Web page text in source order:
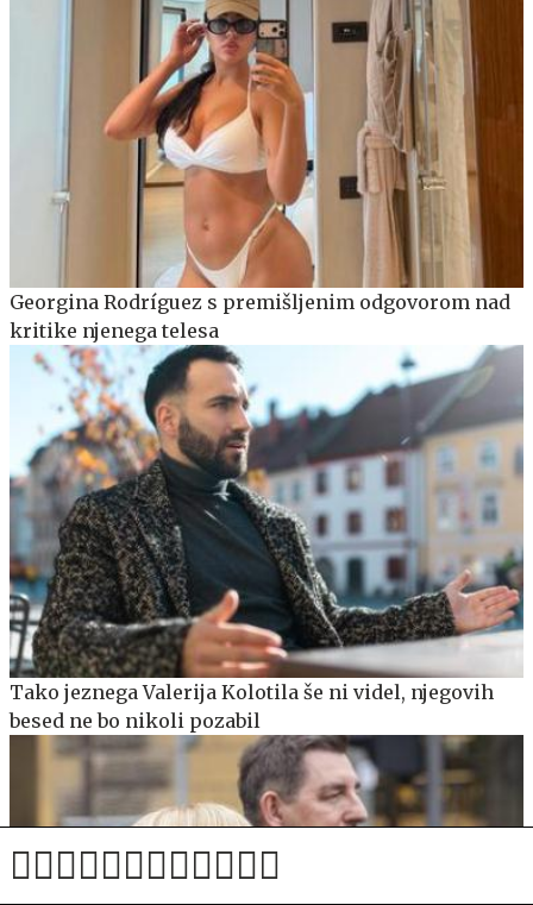
Georgina Rodríguez s premišljenim odgovorom nad
kritike njenega telesa
Tako jeznega Valerija Kolotila še ni videl, njegovih
besed ne bo nikoli pozabil